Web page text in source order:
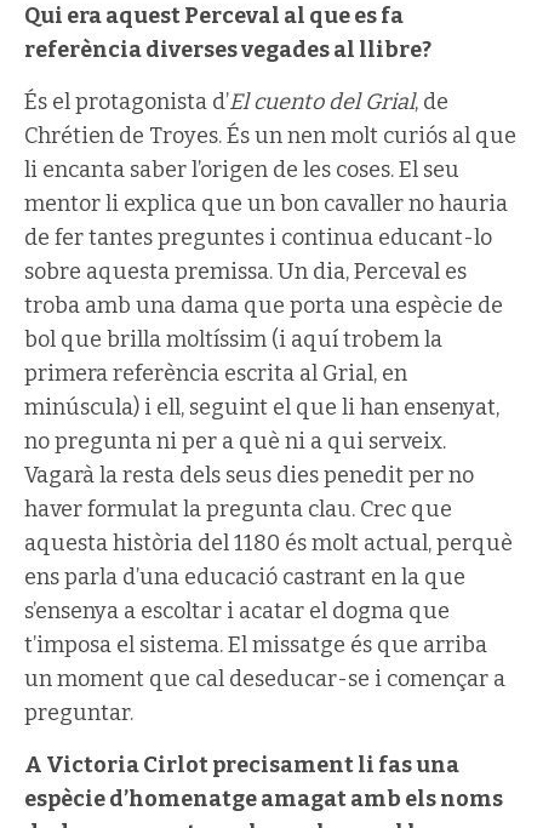
Qui era aquest Perceval al que es fa
referència diverses vegades al llibre?
És el protagonista d’El cuento del Grial, de
Chrétien de Troyes. És un nen molt curiós al que
li encanta saber l’origen de les coses. El seu
mentor li explica que un bon cavaller no hauria
de fer tantes preguntes i continua educant-lo
sobre aquesta premissa. Un dia, Perceval es
troba amb una dama que porta una espècie de
bol que brilla moltíssim (i aquí trobem la
primera referència escrita al Grial, en
minúscula) i ell, seguint el que li han ensenyat,
no pregunta ni per a què ni a qui serveix.
Vagarà la resta dels seus dies penedit per no
haver formulat la pregunta clau. Crec que
aquesta història del 1180 és molt actual, perquè
ens parla d’una educació castrant en la que
s’ensenya a escoltar i acatar el dogma que
t’imposa el sistema. El missatge és que arriba
un moment que cal deseducar-se i començar a
preguntar.
A Victoria Cirlot precisament li fas una
espècie d’homenatge amagat amb els noms